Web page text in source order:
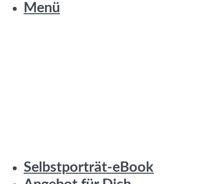
Menü
Selbstporträt-eBook